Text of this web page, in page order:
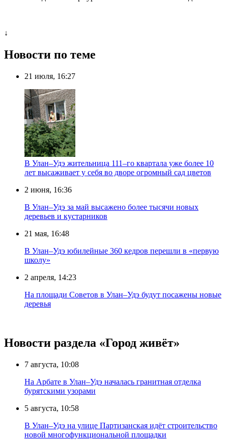
↓
Новости по теме
21 июля, 16:27
В Улан–Удэ жительница 111–го квартала уже более 10
лет высаживает у себя во дворе огромный сад цветов
2 июня, 16:36
В Улан–Удэ за май высажено более тысячи новых
деревьев и кустарников
21 мая, 16:48
В Улан–Удэ юбилейные 360 кедров перешли в «первую
школу»
2 апреля, 14:23
На площади Советов в Улан–Удэ будут посажены новые
деревья
Новости раздела «Город живёт»
7 августа, 10:08
На Арбате в Улан–Удэ началась гранитная отделка
бурятскими узорами
5 августа, 10:58
В Улан–Удэ на улице Партизанская идёт строительство
новой многофункциональной площадки